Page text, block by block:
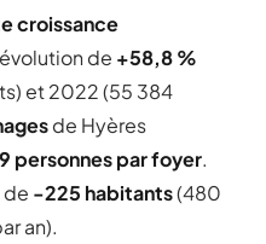
croissance
de +58,8 %
et 2022 (55 384
de Hyères
personnes par foyer.
de -225 habitants(480
an).